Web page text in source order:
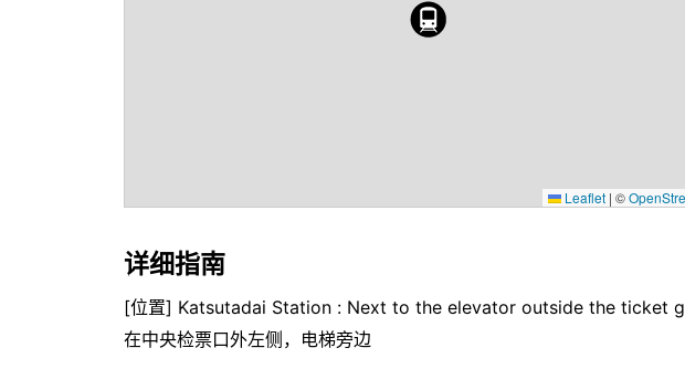
Leaflet | ©
详细指南
[位置] Katsutadai Station : Next to the elevator outside the ticket
在中央检票口外左侧，电梯旁边